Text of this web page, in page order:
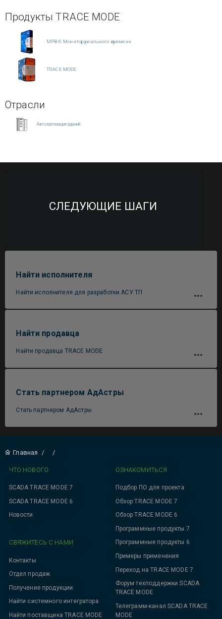
Продукты TRACE MODE
МРВ 6. Монитор реального времени
TRACE MODE
Отрасли
Автоматизация зданий
СЛЕДУЮЩИЕ ШАГИ
Найти исполнителя
Найти исполнителя для разработки АСУ ТП
Найти продавца
Найти продавца TRACE MODE
Стать партнером АдАстры
Стать партнером АдАстры
Главная / /
ЧТО НОВОГО
SCADA TRACE MODE 7
SCADA TRACE MODE 6
Новости
ОЗНАКОМИТЬСЯ
Подбор ПО для проекта
Обзор TRACE MODE 7
Обзор TRACE MODE 6
Программные продукты 7
Программные продукты 6
Примеры применения
Переход на TRACE MODE 7
Форум техподдержки SCADA
TRACE MODE
Телеграмм-канал SCADA TRACE
MODE
СВЯЖИТЕСЬ С НАМИ
Контакты
Отдел продаж
Получение продукции
Найти системного интегратора
Найти поставщика TRACE MODE